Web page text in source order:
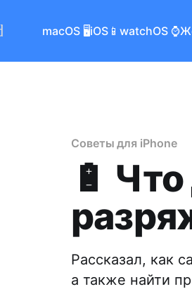
macOS 🖥iOS📱watchOS ⌚️
Советы для iPhone
🔋
Рассказал, как
а также найти